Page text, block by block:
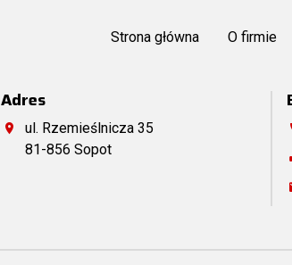
Strona główna O firmie
Adres
ul. Rzemieślnicza 35
81-856 Sopot